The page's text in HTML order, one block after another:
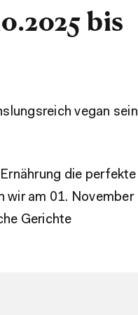
bis
vegan sein
die perfekte
wir am 01. November
Gerichte